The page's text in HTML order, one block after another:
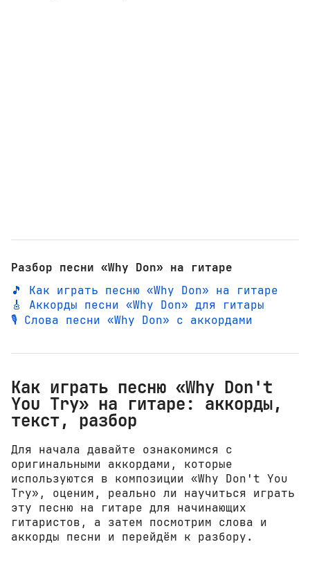
Разбор песни «Why Don» на гитаре
🎵 Как играть песню «Why Don» на гитаре
🎸 Аккорды песни «Why Don» для гитары
🎙️ Слова песни «Why Don» с аккордами
Как играть песню «Why Don't
You Try» на гитаре: аккорды,
текст, разбор
Для начала давайте ознакомимся с
оригинальными аккордами, которые
используются в композиции «Why Don't You
Try», оценим, реально ли научиться играть
эту песню на гитаре для начинающих
гитаристов, а затем посмотрим слова и
аккорды песни и перейдём к разбору.